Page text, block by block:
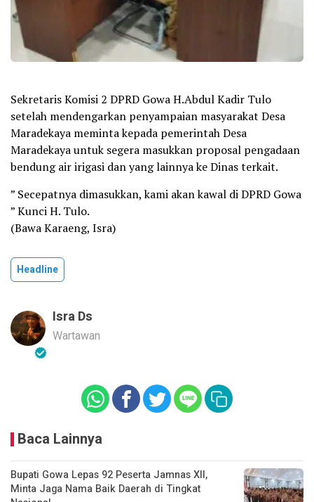
Sekretaris Komisi 2 DPRD Gowa H.Abdul Kadir Tulo
setelah mendengarkan penyampaian masyarakat Desa
Maradekaya meminta kepada pemerintah Desa
Maradekaya untuk segera masukkan proposal pengadaan
bendung air irigasi dan yang lainnya ke Dinas terkait.
” Secepatnya dimasukkan, kami akan kawal di DPRD Gowa
” Kunci H. Tulo.
(Bawa Karaeng, Isra)
Headline
Isra Ds
Wartawan
Baca Lainnya
Bupati Gowa Lepas 92 Peserta Jamnas XII,
Minta Jaga Nama Baik Daerah di Tingkat